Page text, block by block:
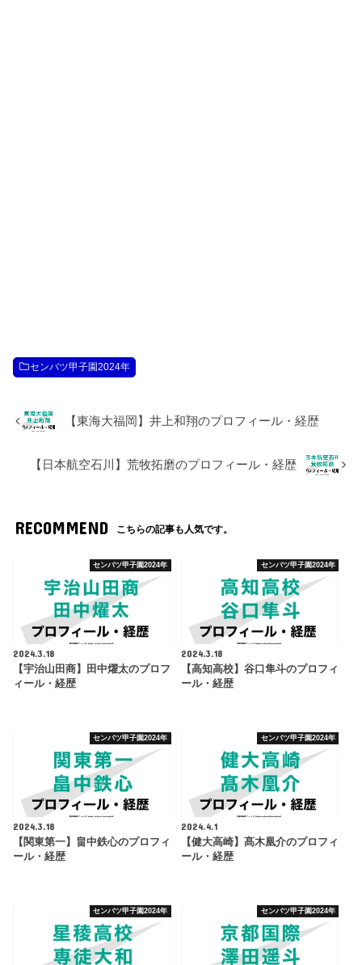
センバツ甲子園2024年
【東海大福岡】井上和翔のプロフィール・経歴
【日本航空石川】荒牧拓磨のプロフィール・経歴
RECOMMEND こちらの記事も人気です。
センバツ甲子園2024年
2024.3.18
【宇治山田商】田中燿太のプロフ
ィール・経歴
センバツ甲子園2024年
2024.3.18
【高知高校】谷口隼斗のプロフィ
ール・経歴
センバツ甲子園2024年
2024.3.18
【関東第一】畠中鉄心のプロフィ
ール・経歴
センバツ甲子園2024年
2024.4.1
【健大高崎】髙木凰介のプロフィ
ール・経歴
センバツ甲子園2024年 センバツ甲子園2024年